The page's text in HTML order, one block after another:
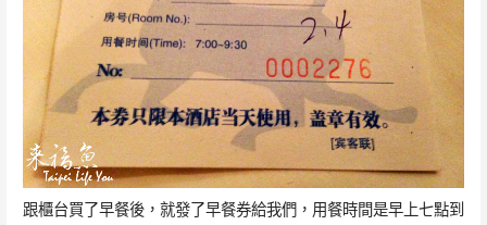
跟櫃台買了早餐後，就發了早餐券給我們，用餐時間是早上七點到